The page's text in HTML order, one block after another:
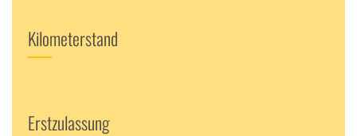
Kilometerstand
Erstzulassung